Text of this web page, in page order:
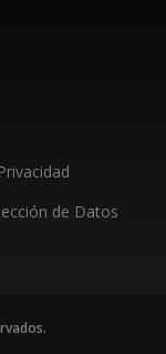
de Datos